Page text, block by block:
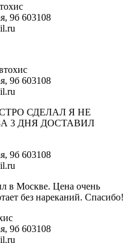
9б 603108
9б 603108
СДЕЛАЛ Я НЕ
3 ДНЯ ДОСТАВИЛ
9б 603108
в Москве. Цена очень
без нареканий. Спасибо!
9б 603108